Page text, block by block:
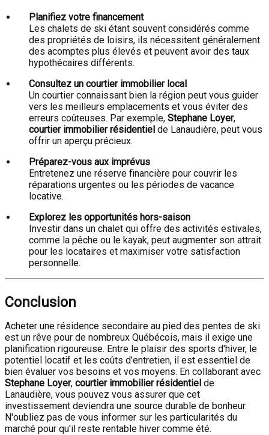
Planifiez votre financement
Les chalets de ski étant souvent considérés comme
des propriétés de loisirs, ils nécessitent généralement
des acomptes plus élevés et peuvent avoir des taux
hypothécaires différents.
Consultez un courtier immobilier local
Un courtier connaissant bien la région peut vous guider
vers les meilleurs emplacements et vous éviter des
erreurs coûteuses. Par exemple, Stephane Loyer,
courtier immobilier résidentiel de Lanaudière, peut vous
offrir un aperçu précieux.
Préparez-vous aux imprévus
Entretenez une réserve financière pour couvrir les
réparations urgentes ou les périodes de vacance
locative.
Explorez les opportunités hors-saison
Investir dans un chalet qui offre des activités estivales,
comme la pêche ou le kayak, peut augmenter son attrait
pour les locataires et maximiser votre satisfaction
personnelle.
Conclusion
Acheter une résidence secondaire au pied des pentes de ski
est un rêve pour de nombreux Québécois, mais il exige une
planification rigoureuse. Entre le plaisir des sports d'hiver, le
potentiel locatif et les coûts d'entretien, il est essentiel de
bien évaluer vos besoins et vos moyens. En collaborant avec
Stephane Loyer, courtier immobilier résidentiel de
Lanaudière, vous pouvez vous assurer que cet
investissement deviendra une source durable de bonheur.
N'oubliez pas de vous informer sur les particularités du
marché pour qu'il reste rentable hiver comme été.